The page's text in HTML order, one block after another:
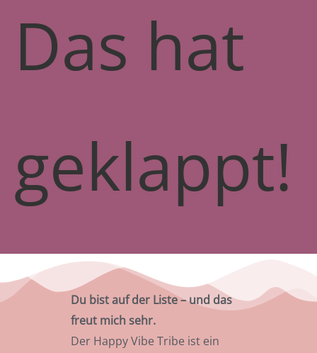
Das hat
geklappt!
Du bist auf der Liste – und das
freut mich sehr.
Der Happy Vibe Tribe ist ein